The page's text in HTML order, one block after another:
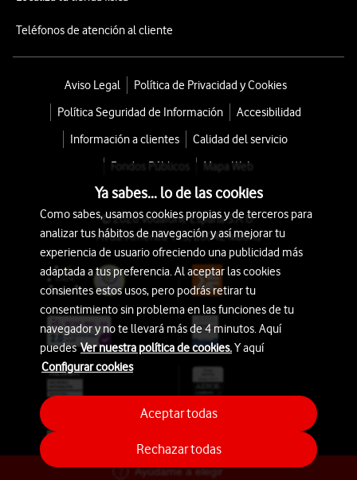
Ayúdame a elegir
Teléfonos de atención al cliente
Aviso Legal
Política de Privacidad y Cookies
Política Seguridad de Información
Accesibilidad
Información a clientes
Calidad del servicio
Fondos Públicos
Mapa Web
© 2026 Vodafone España S.A.U.
Avda. América 115, 28042 Madrid
Ya sabes... lo de las cookies
Como sabes, usamos cookies propias y de terceros para
analizar tus hábitos de navegación y así mejorar tu
experiencia de usuario ofreciendo una publicidad más
adaptada a tus preferencia. Al aceptar las cookies
consientes estos usos, pero podrás retirar tu
consentimiento sin problema en las funciones de tu
navegador y no te llevará más de 4 minutos. Aquí
puedesVer nuestra política de cookies.Y aquí
Configurar cookies
Rechazar todas
Aceptar todas